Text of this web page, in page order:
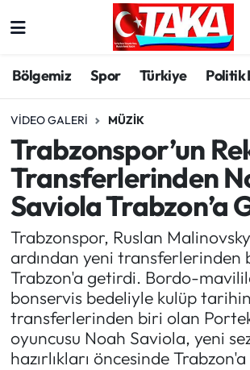
Bölgemiz Spor Türkiye Politik
VIDEO GALERI MÜZIK
Trabzonspor’un
Transferlerinden
Saviola Trabzon’a
Trabzonspor, Ruslan
ardından yeni transferlerinden
Trabzon'a getirdi. Bordo-
bonservis bedeliyle kulüp
transferlerinden biri olan
oyuncusu Noah Saviola, yeni
hazırlıkları öncesinde
Spor
Türkiye
Kültür/Sanat
Politik Kulis
Dünya
Magazin
Trabzon Hava Durumu
Trabzon Trafik Yoğunluk Haritası
Süper Lig Puan Durumu ve
Son Dakika Haberleri
Haber Arşivi